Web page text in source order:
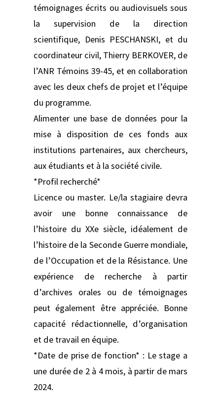
témoignages écrits ou audiovisuels sous
la supervision de la direction
scientifique, Denis PESCHANSKI, et du
coordinateur civil, Thierry BERKOVER, de
l’ANR Témoins 39-45, et en collaboration
avec les deux chefs de projet et l’équipe
du programme.
Alimenter une base de données pour la
mise à disposition de ces fonds aux
institutions partenaires, aux chercheurs,
aux étudiants et à la société civile.
*Profil recherché*
Licence ou master. Le/la stagiaire devra
avoir une bonne connaissance de
l’histoire du XXe siècle, idéalement de
l’histoire de la Seconde Guerre mondiale,
de l’Occupation et de la Résistance. Une
expérience de recherche à partir
d’archives orales ou de témoignages
peut également être appréciée. Bonne
capacité rédactionnelle, d’organisation
et de travail en équipe.
*Date de prise de fonction* : Le stage a
une durée de 2 à 4 mois, à partir de mars
2024.